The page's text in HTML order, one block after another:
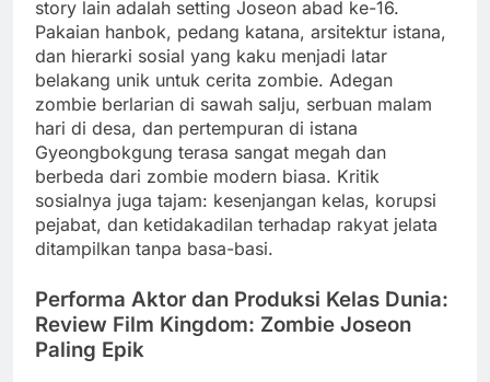
story lain adalah setting Joseon abad ke-16.
Pakaian hanbok, pedang katana, arsitektur istana,
dan hierarki sosial yang kaku menjadi latar
belakang unik untuk cerita zombie. Adegan
zombie berlarian di sawah salju, serbuan malam
hari di desa, dan pertempuran di istana
Gyeongbokgung terasa sangat megah dan
berbeda dari zombie modern biasa. Kritik
sosialnya juga tajam: kesenjangan kelas, korupsi
pejabat, dan ketidakadilan terhadap rakyat jelata
ditampilkan tanpa basa-basi.
Performa Aktor dan Produksi Kelas Dunia:
Review Film Kingdom: Zombie Joseon
Paling Epik